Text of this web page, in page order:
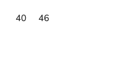
40 46